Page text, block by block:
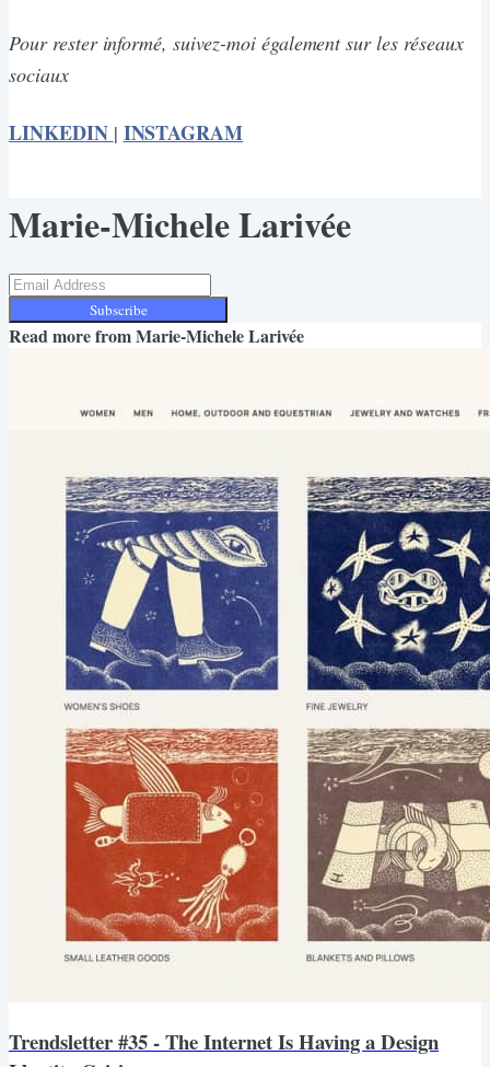
Pour rester informé, suivez-moi également sur les réseaux
sociaux
LINKEDIN | INSTAGRAM
Marie-Michele Larivée
Subscribe
Read more fromMarie-Michele Larivée
Trendsletter #35 - The Internet Is Having a Design